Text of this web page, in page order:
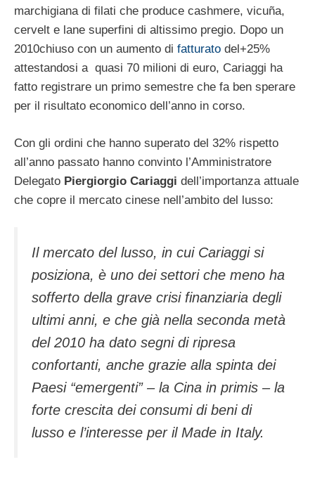
marchigiana di filati che produce cashmere, vicuña,
cervelt e lane superfini di altissimo pregio. Dopo un
2010chiuso con un aumento di fatturato del+25%
attestandosi a quasi 70 milioni di euro, Cariaggi ha
fatto registrare un primo semestre che fa ben sperare
per il risultato economico dell’anno in corso.
Con gli ordini che hanno superato del 32% rispetto
all’anno passato hanno convinto l’Amministratore
Delegato Piergiorgio Cariaggi dell’importanza attuale
che copre il mercato cinese nell’ambito del lusso:
Il mercato del lusso, in cui Cariaggi si
posiziona, è uno dei settori che meno ha
sofferto della grave crisi finanziaria degli
ultimi anni, e che già nella seconda metà
del 2010 ha dato segni di ripresa
confortanti, anche grazie alla spinta dei
Paesi “emergenti” – la Cina in primis – la
forte crescita dei consumi di beni di
lusso e l’interesse per il Made in Italy.